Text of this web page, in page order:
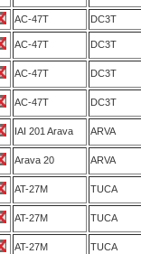
AC-47T DC3T
AC-47T DC3T
AC-47T DC3T
AC-47T DC3T
IAI 201 Arava ARVA
Arava 20 ARVA
AT-27M TUCA
AT-27M TUCA
AT-27M TUCA